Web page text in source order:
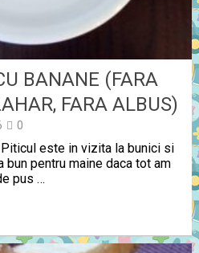
BANANE (FARA
FARA ALBUS)
0
este in vizita la bunici si
pentru maine daca tot am
pus …